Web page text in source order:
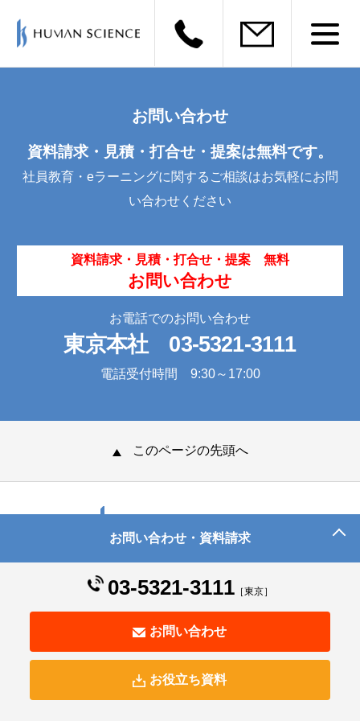
お問い合わせ・資料請求
03-5321-3111［東京］
お問い合わせ
お役立ち資料
お問い合わせ
資料請求・見積・打合せ・提案は無料です。
社員教育・eラーニングに関するご相談はお気軽にお問
い合わせください
資料請求・見積・打合せ・提案 無料
お問い合わせ
お電話でのお問い合わせ
東京本社 03-5321-3111
電話受付時間 9:30～17:00
このページの先頭へ